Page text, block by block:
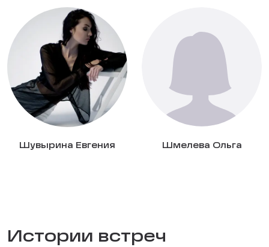
Шувырина Евгения Шмелева Ольга
Истории встреч